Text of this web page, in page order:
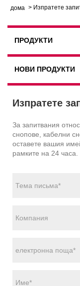
дома > Изпратете
ПРОДУКТИ
НОВИ ПРОДУКТИ
Изпратете
За запитвания
снопове, кабелни
оставете вашия
рамките на 24 часа.